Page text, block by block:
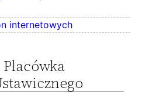
internetowych